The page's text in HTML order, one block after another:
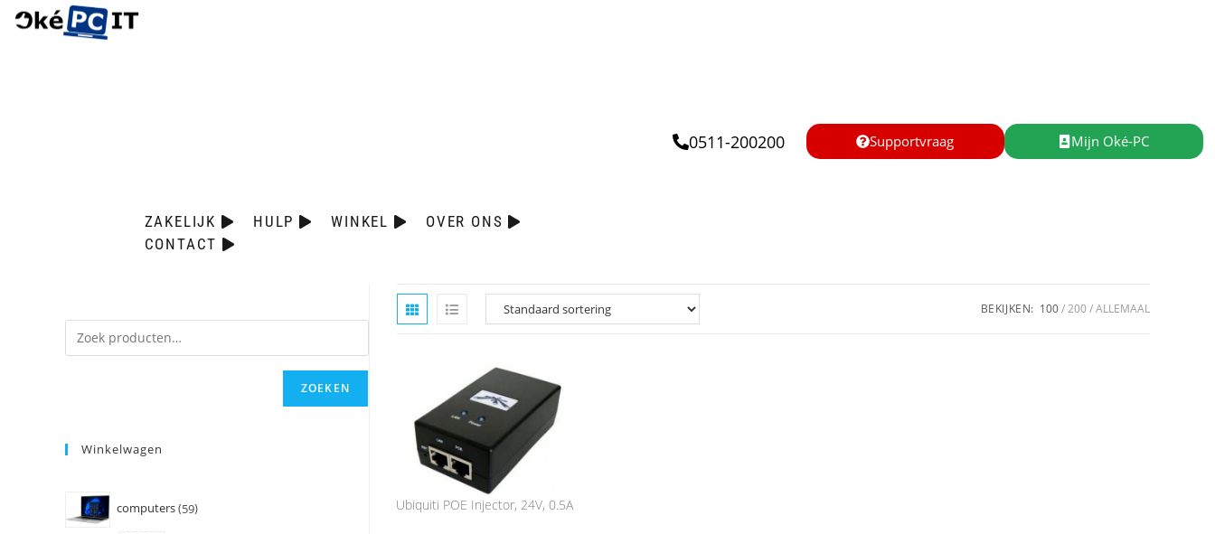
ZAKELIJK HULP WINKEL
OVER ONS
CONTACT
0511-200200 Supportvraag Mijn Oké-PC
BEKIJKEN: 100 200 ALLEMAAL
Ubiquiti POE Injector, 24V, 0.5A
ZOEKEN
Winkelwagen
computers 59